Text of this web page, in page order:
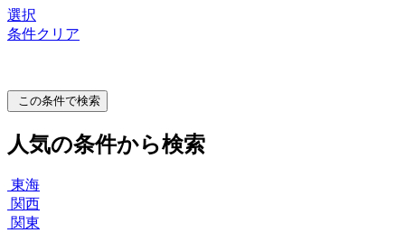
選択
条件クリア
この条件で検索
人気の条件から検索
東海
関西
関東